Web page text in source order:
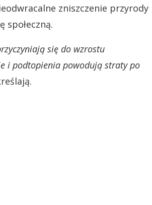
zniszczenie przyrody
społeczną.
się do wzrostu
i podtopienia powodują straty po